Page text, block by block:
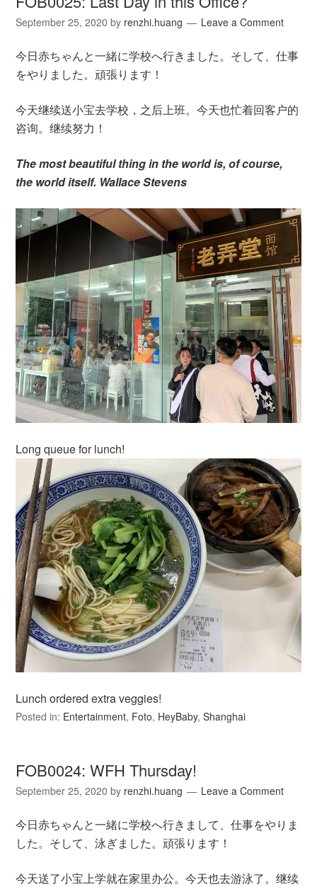
September 25, 2020 by renzhi.huang Leave a Comment
今日赤ちゃんと一緒に学校へ行きました。そして、仕事
をやりました。頑張ります！
今天继续送小宝去学校，之后上班。今天也忙着回客户的
咨询。继续努力！
The most beautiful thing in the world is, of course,
the world itself. Wallace Stevens
Long queue for lunch!
Lunch ordered extra veggies!
Posted in: Entertainment, Foto, HeyBaby,Shanghai
FOB0024: WFH Thursday!
September 25, 2020 by renzhi.huang Leave a Comment
今日赤ちゃんと一緒に学校へ行きまして、仕事をやりま
した。そして、泳ぎました。頑張ります！
今天送了小宝上学就在家里办公。今天也去游泳了。继续